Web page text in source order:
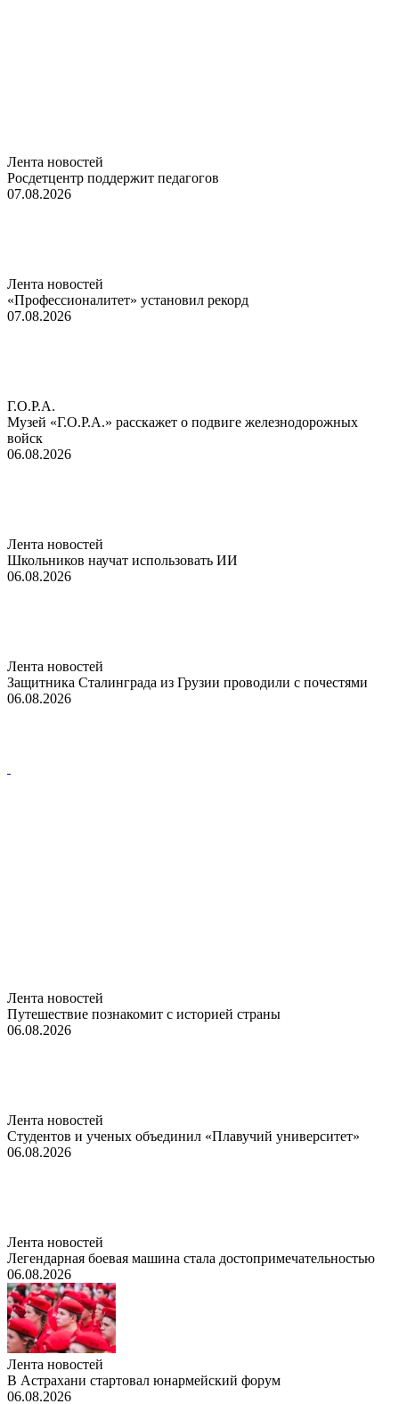
Лента новостей
Росдетцентр поддержит педагогов
07.08.2026
Лента новостей
«Профессионалитет» установил рекорд
07.08.2026
Г.О.Р.А.
Музей «Г.О.Р.А.» расскажет о подвиге железнодорожных
войск
06.08.2026
Лента новостей
Школьников научат использовать ИИ
06.08.2026
Лента новостей
Защитника Сталинграда из Грузии проводили с почестями
06.08.2026
Лента новостей
Путешествие познакомит с историей страны
06.08.2026
Лента новостей
Студентов и ученых объединил «Плавучий университет»
06.08.2026
Лента новостей
Легендарная боевая машина стала достопримечательностью
06.08.2026
Лента новостей
В Астрахани стартовал юнармейский форум
06.08.2026